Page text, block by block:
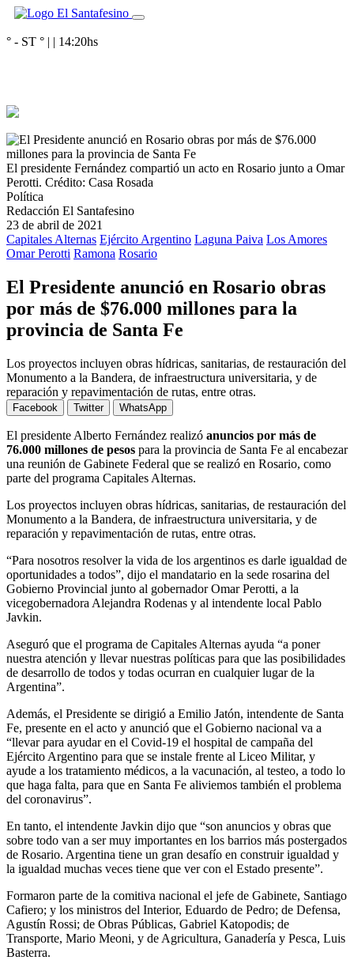
° - ST ° | | 14:20hs
El presidente Fernández compartió un acto en Rosario junto a Omar
Perotti. Crédito: Casa Rosada
Política
Redacción El Santafesino
23 de abril de 2021
Capitales Alternas Ejército Argentino Laguna Paiva Los Amores
Omar Perotti Ramona Rosario
El Presidente anunció en Rosario obras
por más de $76.000 millones para la
provincia de Santa Fe
Los proyectos incluyen obras hídricas, sanitarias, de restauración del
Monumento a la Bandera, de infraestructura universitaria, y de
reparación y repavimentación de rutas, entre otras.
Facebook Twitter WhatsApp
El presidente Alberto Fernández realizó anuncios por más de
76.000 millones de pesos para la provincia de Santa Fe al encabezar
una reunión de Gabinete Federal que se realizó en Rosario, como
parte del programa Capitales Alternas.
Los proyectos incluyen obras hídricas, sanitarias, de restauración del
Monumento a la Bandera, de infraestructura universitaria, y de
reparación y repavimentación de rutas, entre otras.
“Para nosotros resolver la vida de los argentinos es darle igualdad de
oportunidades a todos”, dijo el mandatario en la sede rosarina del
Gobierno Provincial junto al gobernador Omar Perotti, a la
vicegobernadora Alejandra Rodenas y al intendente local Pablo
Javkin.
Aseguró que el programa de Capitales Alternas ayuda “a poner
nuestra atención y llevar nuestras políticas para que las posibilidades
de desarrollo de todos y todas ocurran en cualquier lugar de la
Argentina”.
Además, el Presidente se dirigió a Emilio Jatón, intendente de Santa
Fe, presente en el acto y anunció que el Gobierno nacional va a
“llevar para ayudar en el Covid-19 el hospital de campaña del
Ejército Argentino para que se instale frente al Liceo Militar, y
ayude a los tratamiento médicos, a la vacunación, al testeo, a todo lo
que haga falta, para que en Santa Fe aliviemos también el problema
del coronavirus”.
En tanto, el intendente Javkin dijo que “son anuncios y obras que
sobre todo van a ser muy importantes en los barrios más postergados
de Rosario. Argentina tiene un gran desafío en construir igualdad y
la igualdad muchas veces tiene que ver con el Estado presente”.
Formaron parte de la comitiva nacional el jefe de Gabinete, Santiago
Cafiero; y los ministros del Interior, Eduardo de Pedro; de Defensa,
Agustín Rossi; de Obras Públicas, Gabriel Katopodis; de
Transporte, Mario Meoni, y de Agricultura, Ganadería y Pesca, Luis
Basterra.